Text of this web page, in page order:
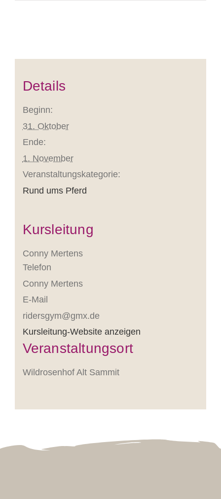
Details
Beginn:
31. Oktober
Ende:
1. November
Ver­an­stal­­tungskategorie:
Rund ums Pferd
Ver­an­stal­­tungs­ort
Wildrosenhof Alt Sammit
Kursleitung
Conny Mertens
Telefon
Conny Mertens
E-Mail
ridersgym@gmx.de
Kursleitung-Website anzeigen